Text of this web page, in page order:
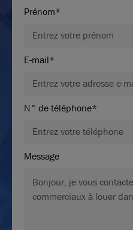
Prénom*
E-mail*
N° de téléphone*
Message